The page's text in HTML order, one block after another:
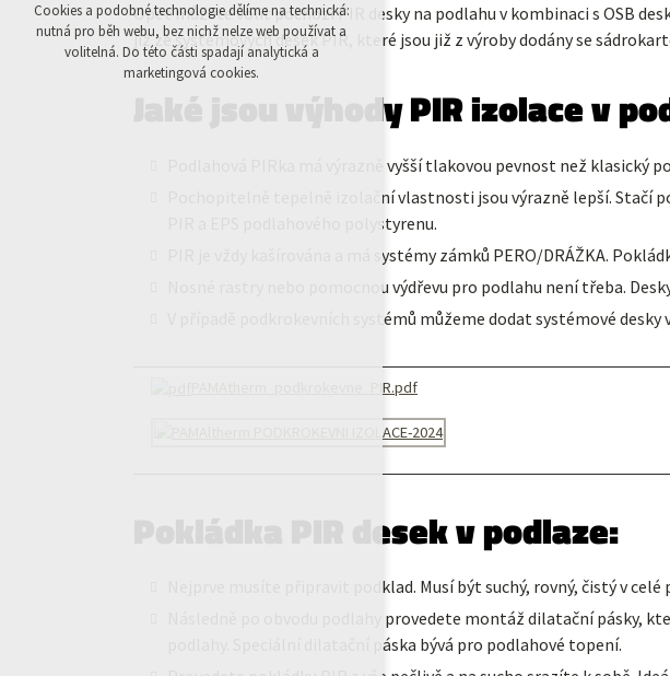
Opět můžete volit pochozí PIR desky na podlahu v kombinaci s OSB
již ze systémových desek PIR, které jsou již z výroby dodány se
Jaké jsou výhody PIR izolace v
Podlahová PIRka má výrazně vyšší tlakovou pevnost než klasický
Pochopitelně tepelně izolační vlastnosti jsou výrazně lepší.
PIR a EPS podlahového polystyrenu.
PIR je vždy kašírována a má systémy zámků PERO/DRÁŽKA.
Nosné rastry nebo pomocnou výdřevu pro podlahu není třeba.
V případě podkrokevních systémů můžeme dodat systémové
PAMAtherm_podkrokevne_PIR.pdf
Pokládka PIR desek v podlaze:
Nejprve musíte připravit podklad. Musí být suchý, rovný, čistý v celé
Následně po obvodu podlahy provedete montáž dilatační pásky,
podlahy. Speciální dilatační páska bývá pro podlahové topení.
Přijmout všechny cookies
Cookies a podobné technologie dělíme na technická:
nutná pro běh webu, bez nichž nelze web používat a
volitelná. Do této části spadají analytická a
marketingová cookies.